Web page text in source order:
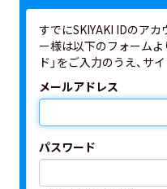
すでにSKIYAKI IDのア
ー様は以下のフォームよ
ド」をご入力のうえ、サ
メールアドレス
パスワード